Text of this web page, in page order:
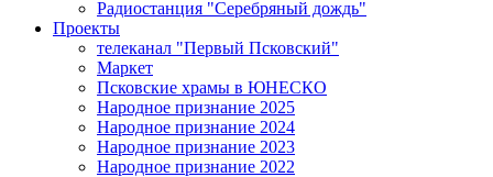
Радиостанция "Серебряный дождь"
Проекты
телеканал "Первый Псковский"
Маркет
Псковские храмы в ЮНЕСКО
Народное признание 2025
Народное признание 2024
Народное признание 2023
Народное признание 2022